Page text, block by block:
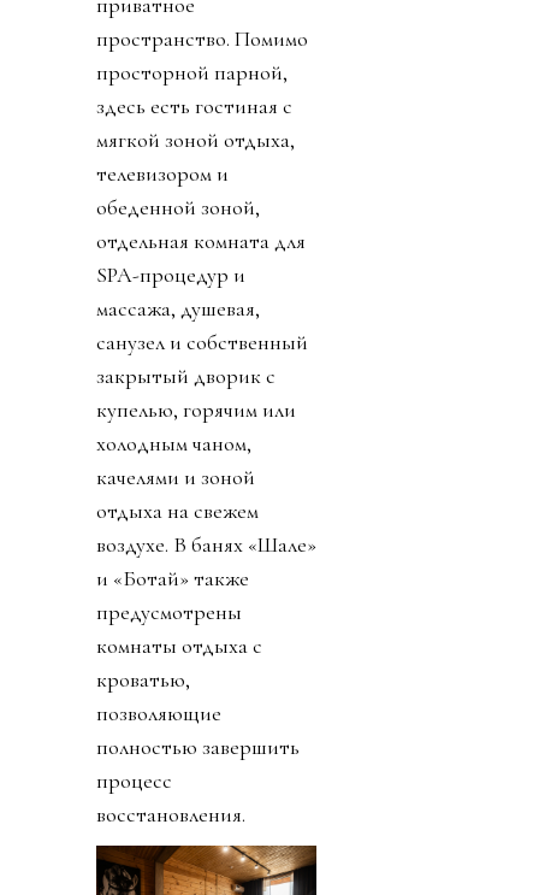
пространство. Помимо
просторной парной,
здесь есть гостиная с
мягкой зоной отдыха,
телевизором и
обеденной зоной,
отдельная комната для
SPA-процедур и
массажа, душевая,
санузел и собственный
закрытый дворик с
купелью, горячим или
холодным чаном,
качелями и зоной
отдыха на свежем
воздухе. В банях «Шале»
и «Ботай» также
предусмотрены
комнаты отдыха с
кроватью,
позволяющие
полностью завершить
процесс
восстановления.